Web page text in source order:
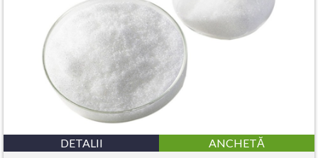
DETALII ANCHETĂ